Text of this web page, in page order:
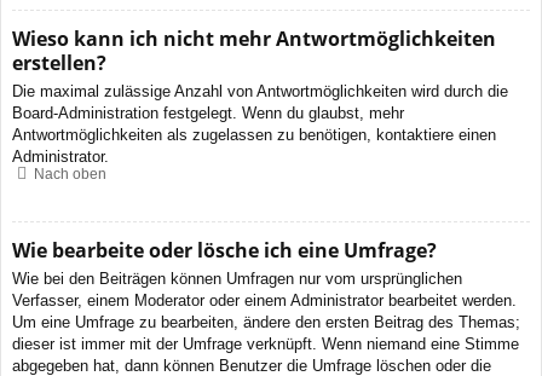
Wieso kann ich nicht mehr Antwortmöglichkeiten
erstellen?
Die maximal zulässige Anzahl von Antwortmöglichkeiten wird durch die
Board-Administration festgelegt. Wenn du glaubst, mehr
Antwortmöglichkeiten als zugelassen zu benötigen, kontaktiere einen
Administrator.
Nach oben
Wie bearbeite oder lösche ich eine Umfrage?
Wie bei den Beiträgen können Umfragen nur vom ursprünglichen
Verfasser, einem Moderator oder einem Administrator bearbeitet werden.
Um eine Umfrage zu bearbeiten, ändere den ersten Beitrag des Themas;
dieser ist immer mit der Umfrage verknüpft. Wenn niemand eine Stimme
abgegeben hat, dann können Benutzer die Umfrage löschen oder die